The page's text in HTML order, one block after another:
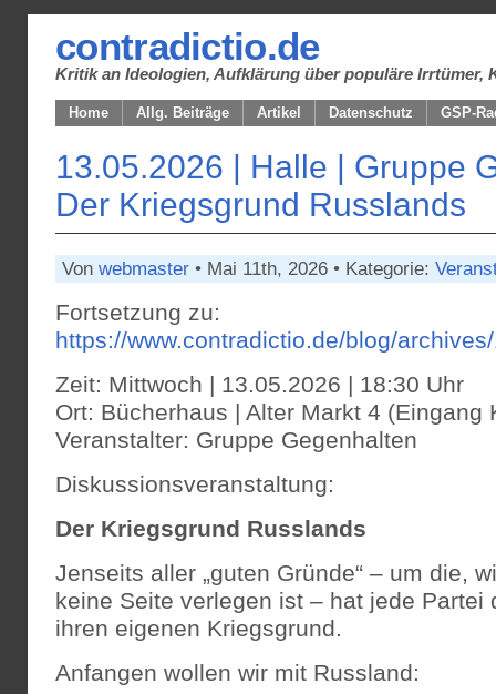
contradictio.de
Kritik an Ideologien, Aufklärung über populäre Irrtümer,
Home Allg. Beiträge Artikel Datenschutz GSP-
13.05.2026 | Halle | Gruppe
Der Kriegsgrund Russlands
Von webmaster • Mai 11th, 2026 • Kategorie:
Fortsetzung zu:
https://www.contradictio.de/blog/
Zeit: Mittwoch | 13.05.2026 | 18:30 Uhr
Ort: Bücherhaus | Alter Markt 4 (Eingang
Veranstalter: Gruppe Gegenhalten
Diskussionsveranstaltung:
Der Kriegsgrund Russlands
Jenseits aller „guten Gründe“ – um die,
keine Seite verlegen ist – hat jede Partei
ihren eigenen Kriegsgrund.
Anfangen wollen wir mit Russland: